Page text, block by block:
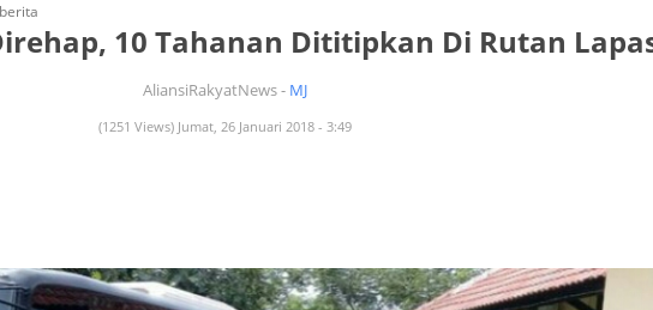
10 Tahanan Dititipkan Di Rutan
AliansiRakyatNews - MJ
(1251 Views) Jumat, 26 Januari 2018 - 3:49